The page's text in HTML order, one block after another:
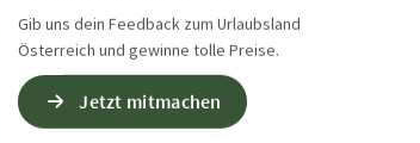
Gib uns dein Feedback zum Urlaubsland
Österreich und gewinne tolle Preise.
Jetzt mitmachen
E-Mail*